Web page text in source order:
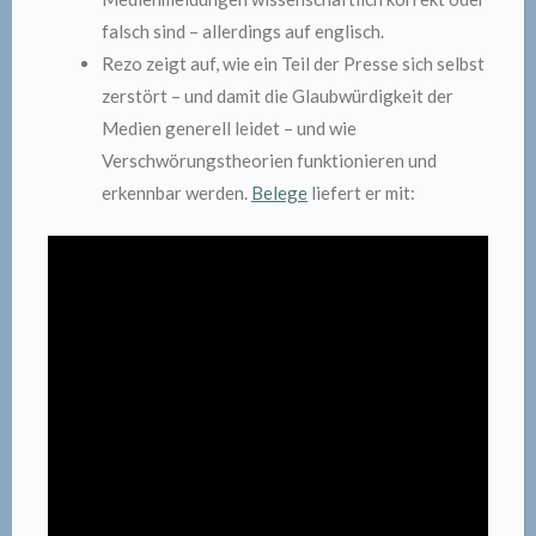
falsch sind – allerdings auf englisch.
Rezo zeigt auf, wie ein Teil der Presse sich selbst
zerstört – und damit die Glaubwürdigkeit der
Medien generell leidet – und wie
Verschwörungstheorien funktionieren und
erkennbar werden. Belege liefert er mit: